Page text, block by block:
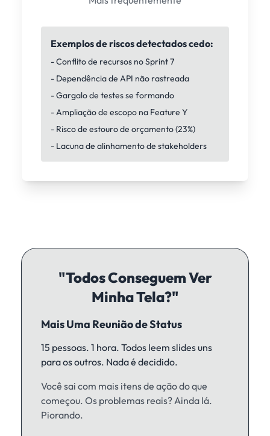
Exemplos de riscos detectados cedo:
- Conflito de recursos no Sprint 7
- Dependência de API não rastreada
- Gargalo de testes se formando
- Ampliação de escopo na Feature Y
- Risco de estouro de orçamento (23%)
- Lacuna de alinhamento de stakeholders
"Todos Conseguem Ver
Minha Tela?"
Mais Uma Reunião de Status
15 pessoas. 1 hora. Todos leem slides uns
para os outros. Nada é decidido.
Você sai com mais itens de ação do que
começou. Os problemas reais? Ainda lá.
Piorando.